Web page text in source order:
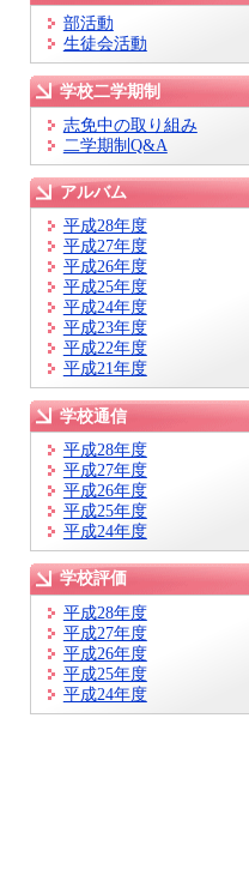
部活動
生徒会活動
学校二学期制
志免中の取り組み
二学期制Q&A
アルバム
平成28年度
平成27年度
平成26年度
平成25年度
平成24年度
平成23年度
平成22年度
平成21年度
学校通信
平成28年度
平成27年度
平成26年度
平成25年度
平成24年度
学校評価
平成28年度
平成27年度
平成26年度
平成25年度
平成24年度